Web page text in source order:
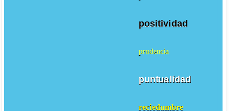
positividad
prudencia
puntualidad
reciedumbre